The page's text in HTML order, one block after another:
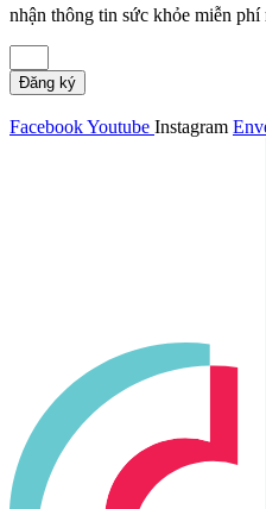
nhận thông tin sức khỏe miễn phí
Đăng ký
FacebookYoutube Instagram